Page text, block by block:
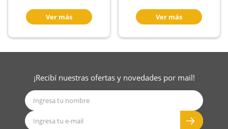
¡Recibí nuestras ofertas y novedades por mail!